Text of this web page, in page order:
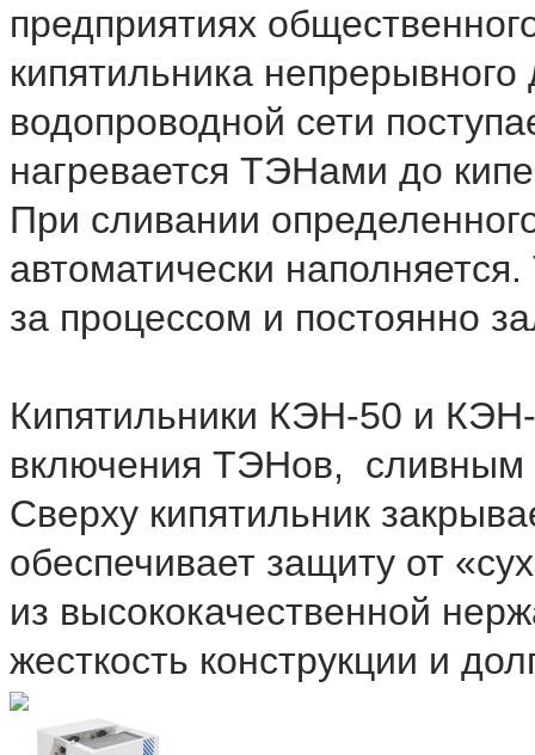
предприятиях
кипятильника
водопроводной сети
нагревается ТЭНами до
При сливании
автоматически
за процессом и постоянно
​Кипятильники КЭН-50 и
включения ТЭНов, сливным
Сверху кипятильник
обеспечивает защиту от
из высококачественной
жесткость конструкции и